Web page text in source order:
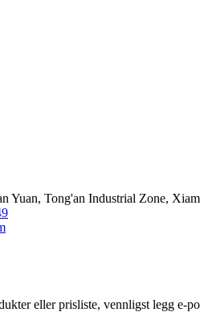
Yuan, Tong'an Industrial Zone,
eller prisliste, vennligst legg e-